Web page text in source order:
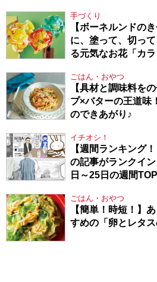
手づくり
【ボーネルンドの
に、塗って、切っ
る元気なお花「カ
ごはん・おやつ
【具材と調味料を
プ×バターの王道味
のできあがり♪
イチオシ！
【週間ランキング
の記事がランクイ
日～25日の週間
ごはん・おやつ
【簡単！時短！】
すめの「卵とレタ